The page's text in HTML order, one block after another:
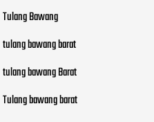
Tulang Bawang
tulang bawang barat
tulang bawang Barat
Tulang bawang barat